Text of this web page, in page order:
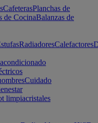
CafeterasPlanchas de
de CocinaBalanzas de
RadiadoresCalefactores
Cuidado
limpiacristales